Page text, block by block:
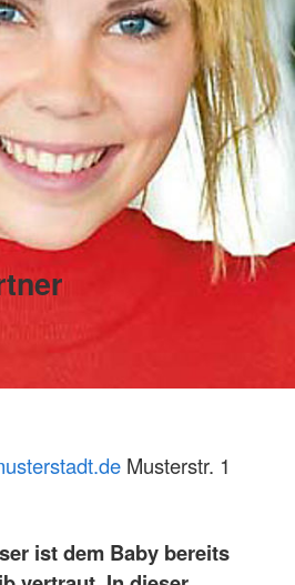
Musterstr. 1
ist dem Baby bereits